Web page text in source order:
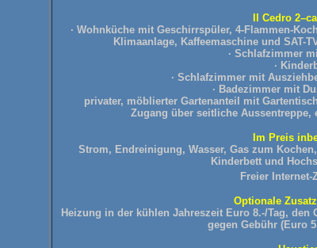
Il Cedro 2
· Wohnküche mit Geschirrspüler, 4-Flammen-
Klimaanlage, Kaffeemaschine und SAT-
· Schlafzimmer
·
· Schlafzimmer mit
· Badezimmer mit
privater, möblierter Gartenanteil mit
Zugang über seitliche Aussentreppe,
Im Preis
Strom, Endreinigung, Wasser, Gas zum
Kinderbett und
Freier Internet-
Optionale
Heizung in der kühlen Jahreszeit Euro 8.-/Tag, den
gegen Gebühr (Euro